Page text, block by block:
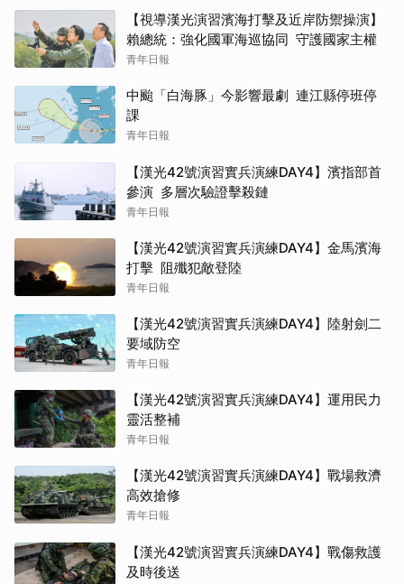
【視導漢光演習濱海打擊及近岸防禦操演】
賴總統：強化國軍海巡協同 守護國家主權
青年日報
中颱「白海豚」今影響最劇 連江縣停班停
課
青年日報
【漢光42號演習實兵演練DAY4】濱指部首
參演 多層次驗證擊殺鏈
青年日報
【漢光42號演習實兵演練DAY4】金馬濱海
打擊 阻殲犯敵登陸
青年日報
【漢光42號演習實兵演練DAY4】陸射劍二
要域防空
青年日報
【漢光42號演習實兵演練DAY4】運用民力
靈活整補
青年日報
【漢光42號演習實兵演練DAY4】戰場救濟
高效搶修
青年日報
【漢光42號演習實兵演練DAY4】戰傷救護
及時後送